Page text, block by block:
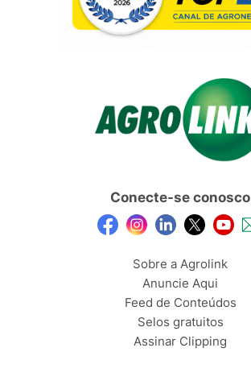
Conecte-se conosco
Sobre a Agrolink
Anuncie Aqui
Feed de Conteúdos
Selos gratuitos
Assinar Clipping